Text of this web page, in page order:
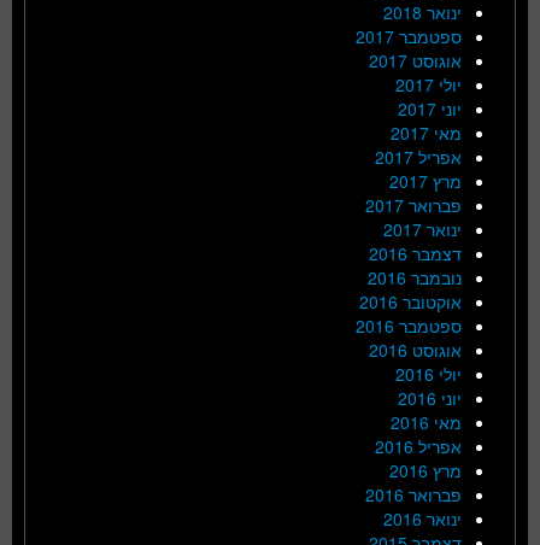
ינואר 2018
ספטמבר 2017
אוגוסט 2017
יולי 2017
יוני 2017
מאי 2017
אפריל 2017
מרץ 2017
פברואר 2017
ינואר 2017
דצמבר 2016
נובמבר 2016
אוקטובר 2016
ספטמבר 2016
אוגוסט 2016
יולי 2016
יוני 2016
מאי 2016
אפריל 2016
מרץ 2016
פברואר 2016
ינואר 2016